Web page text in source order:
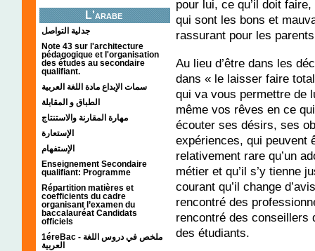
L'arabe
جدلية التواصل
Note 43 sur l'architecture
pédagogique et l'organisation
des études au secondaire
qualifiant.
سمات الإبداع مادة اللغة العربية
الطباق و المقابلة
مهارة المقارنة والاستنتاج
الإستعارة
الإستفهام
Enseignement Secondaire
qualifiant: Programme
Répartition matières et
coefficients du cadre
organisant l’examen du
baccalauréat Candidats
officiels
1éreBac - ملخص في دروس اللغة
العربية
pour lui, ce qu’il doit
qui sont les bons et
rassurant pour les
Au lieu d’être dans les
dans « le laisser faire
qui va vous permettre de
même vos rêves en ce
écouter ses désirs, ses
expériences, qui peuvent
relativement rare qu’un
métier et qu’il s’y tienne
courant qu’il change
rencontré des
rencontré des conseillers
des étudiants.